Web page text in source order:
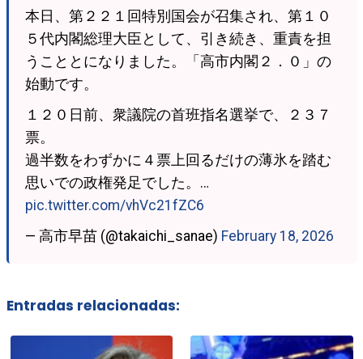
本日、第２２１回特別国会が召集され、第１０
５代内閣総理大臣として、引き続き、重責を担
うこととになりました。「高市内閣２．０」の
始動です。
１２０日前、衆議院の首班指名選挙で、２３７
票。
過半数をわずかに４票上回るだけの薄氷を踏む
思いでの政権発足でした。…
pic.twitter.com/vhVc21fZC6
— 高市早苗 (@takaichi_sanae) February 18, 2026
Entradas relacionadas: